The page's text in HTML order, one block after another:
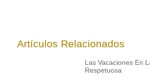
Artículos Relacionados
Las Vacaciones En
Respetuosa